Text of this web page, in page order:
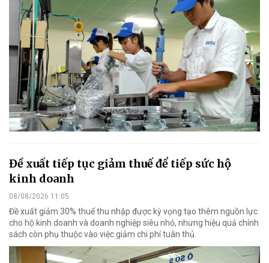
Đề xuất tiếp tục giảm thuế để tiếp sức hộ
kinh doanh
08/08/2026 11:05
Đề xuất giảm 30% thuế thu nhập được kỳ vọng tạo thêm nguồn lực
cho hộ kinh doanh và doanh nghiệp siêu nhỏ, nhưng hiệu quả chính
sách còn phụ thuộc vào việc giảm chi phí tuân thủ.